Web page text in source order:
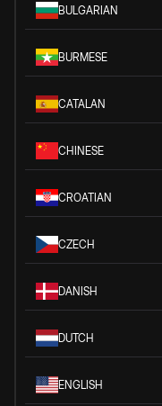
BULGARIAN
BURMESE
CATALAN
CHINESE
CROATIAN
CZECH
DANISH
DUTCH
ENGLISH